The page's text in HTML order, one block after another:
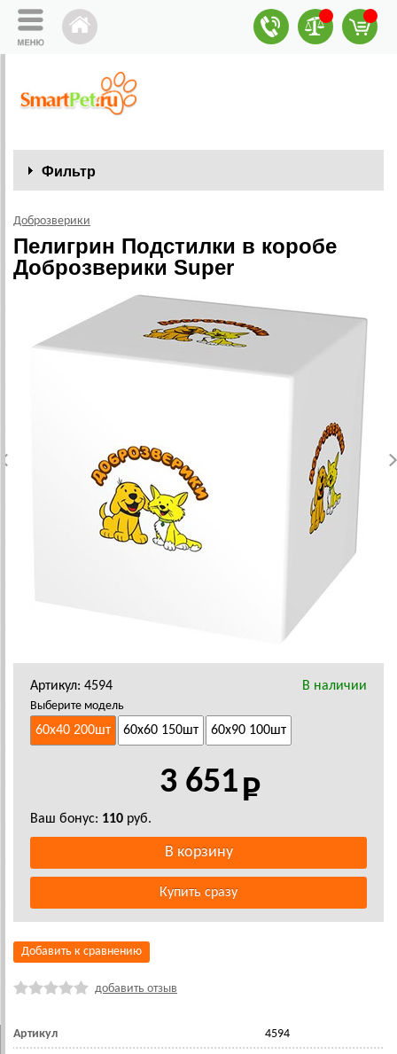
Фильтр
Доброзверики
Пелигрин Подстилки в коробе
Доброзверики Super
Артикул: 4594 В наличии
Выберите модель
60х40 200шт 60х60 150шт 60х90 100шт
3 651
Ваш бонус: 110 руб.
Добавить к сравнению
добавить отзыв
Артикул 4594